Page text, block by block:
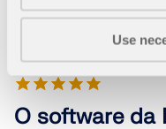
Use
O software da